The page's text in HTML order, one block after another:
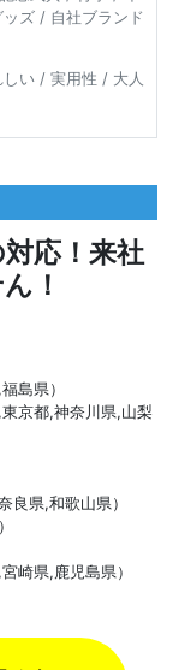
ズ / 自社ブランド
い / 実用性 / 大人
応！来社
！
島県）
京都,神奈川県,山梨
良県,和歌山県）
崎県,鹿児島県）